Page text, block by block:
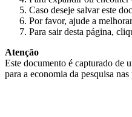
Caso deseje salvar este
Por favor, ajude a
Para sair desta página,
Atenção
Este documento é capturado de
para a economia da pesquisa